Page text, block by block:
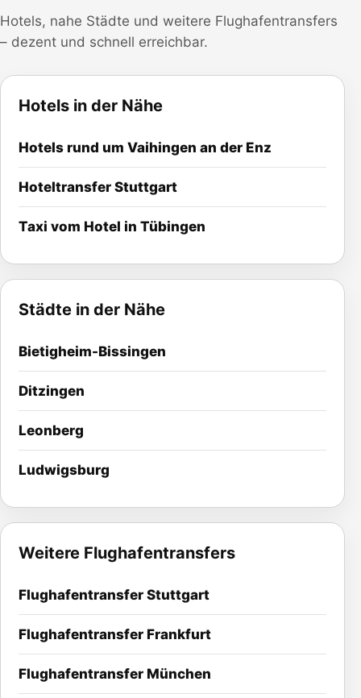
Hotels, nahe Städte und weitere Flughafentransfers
– dezent und schnell erreichbar.
Hotels in der Nähe
Hotels rund um Vaihingen an der Enz
Hoteltransfer Stuttgart
Taxi vom Hotel in Tübingen
Städte in der Nähe
Bietigheim-Bissingen
Ditzingen
Leonberg
Ludwigsburg
Weitere Flughafentransfers
Flughafentransfer Stuttgart
Flughafentransfer Frankfurt
Flughafentransfer München